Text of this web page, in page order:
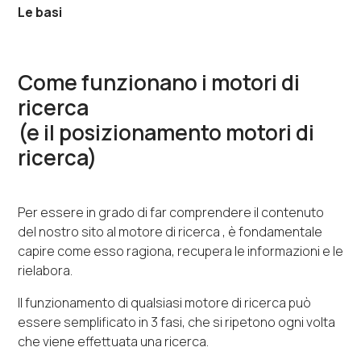
Le basi
Come funzionano i motori di
ricerca
(e il posizionamento motori di
ricerca)
Per essere in grado di far comprendere il contenuto
del nostro sito al motore di ricerca , è fondamentale
capire come esso ragiona, recupera le informazioni e le
rielabora.
Il funzionamento di qualsiasi motore di ricerca può
essere semplificato in 3 fasi, che si ripetono ogni volta
che viene effettuata una ricerca.